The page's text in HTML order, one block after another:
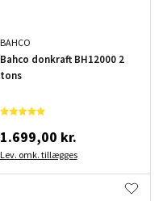
BAHCO
Bahco donkraft BH12000 2
tons
1.699,00 kr.
Lev. omk. tillægges